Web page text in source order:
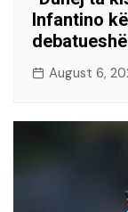
Infantino
August 6,